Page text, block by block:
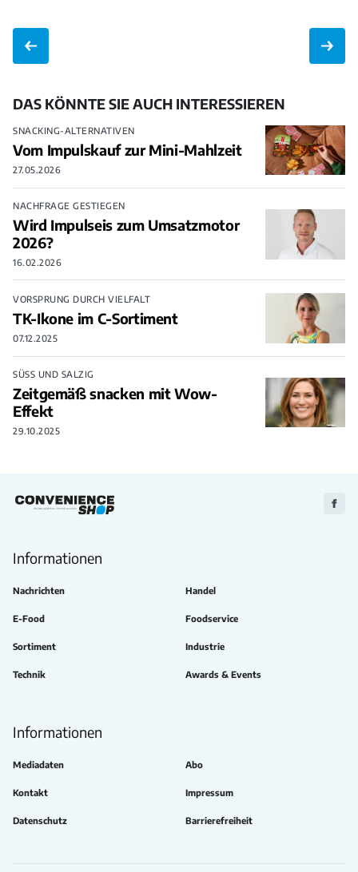
DAS KÖNNTE SIE AUCH INTERESSIEREN
SNACKING-ALTERNATIVEN
Vom Impulskauf zur Mini-Mahlzeit
27.05.2026
NACHFRAGE GESTIEGEN
Wird Impulseis zum Umsatzmotor
2026?
16.02.2026
VORSPRUNG DURCH VIELFALT
TK-Ikone im C-Sortiment
07.12.2025
SÜSS UND SALZIG
Zeitgemäß snacken mit Wow-
Effekt
29.10.2025
Zu
Informationen
Nachrichten Handel
E-Food Foodservice
Sortiment Industrie
Technik Awards & Events
Informationen
Mediadaten Abo
Kontakt Impressum
Datenschutz Barrierefreiheit